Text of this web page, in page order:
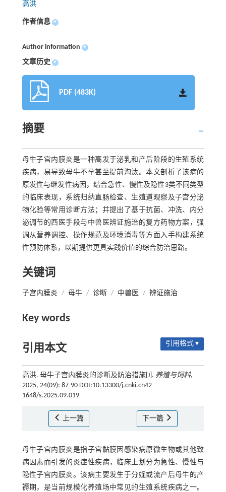
高洪
作者信息 +
Author information +
文章历史 +
PDF (483K)
摘要
母牛子宫内膜炎是一种高发于泌乳和产后阶段的生殖系统
疾病，易导致母牛不孕甚至提前淘汰。本文剖析了该病的
原发性与继发性病因，结合急性、慢性及隐性3类不同类型
的临床表现，系统归纳直肠检查、生殖道观察及子宫分泌
物化验等常用诊断方法；并提出了基于抗菌、冲洗、内分
泌调节的西医手段与中兽医辨证施治的复方药物方案，强
调从营养调控、操作规范及环境消毒等方面入手构建系统
性预防体系，以期提供更具实践价值的综合防治思路。
关键词
子宫内膜炎 / 母牛 / 诊断 / 中兽医 / 辨证施治
Key words
引用本文 引用格式 ▾
高洪. 母牛子宫内膜炎的诊断及防治措施[J]. 养殖与饲料,
2025, 24(09): 87-90 DOI:10.13300/j.cnki.cn42-
1648/s.2025.09.019
上一篇 下一篇
母牛子宫内膜炎是指子宫黏膜因感染病原微生物或其他致
病因素而引发的炎症性疾病，临床上划分为急性、慢性与
隐性子宫内膜炎。该病主要发生于分娩或流产后母牛的产
褥期，是当前规模化养殖场中常见的生殖系统疾病之一。